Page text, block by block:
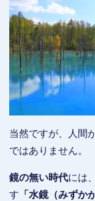
当然ですが、人間
ではありません。
鏡の無い時代には
す 「水鏡（みずか